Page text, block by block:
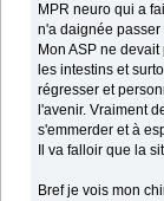
MPR neuro qui a
n'a daignée
Mon ASP ne
les intestins et
régresser et
l'avenir. Vraiment
s'emmerder et à
Il va falloir que la
Bref je vois mon